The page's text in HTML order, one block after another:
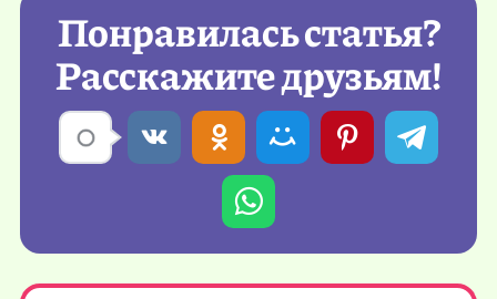
Понравилась статья?
Расскажите друзьям!